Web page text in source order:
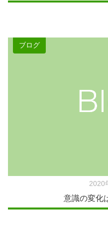
ブログ
2020
意識の変化